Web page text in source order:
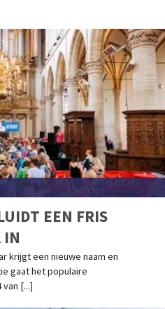
EEN FRIS
IN
krijgt een nieuwe naam en
gaat het populaire
[...]